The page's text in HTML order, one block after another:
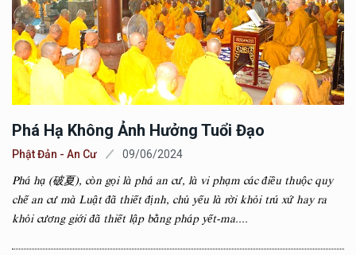
Phá Hạ Không Ảnh Hưởng Tuổi Đạo
Phật Đản - An Cư 09/06/2024
Phá hạ (破夏), còn gọi là phá an cư, là vi phạm các điều thuộc quy
chế an cư mà Luật đã thiết định, chủ yếu là rời khỏi trú xứ hay ra
khỏi cương giới đã thiết lập bằng pháp yết-ma....